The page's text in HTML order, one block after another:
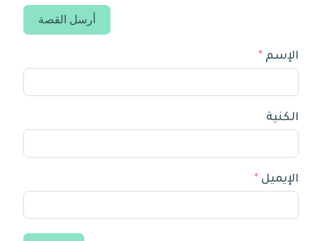
أرسل القصة
الإسم
الكنية
الإيميل